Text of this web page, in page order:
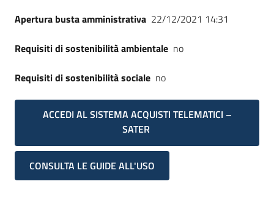
Apertura busta amministrativa 22/12/2021 14:31
Requisiti di sostenibilità ambientale no
Requisiti di sostenibilità sociale no
ACCEDI AL SISTEMA ACQUISTI TELEMATICI –
SATER
CONSULTA LE GUIDE ALL'USO